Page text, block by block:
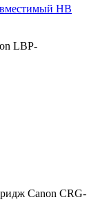
HB
LBP-
Canon CRG-